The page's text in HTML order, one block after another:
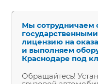
Мы сотрудничаем
лицензию на
и выполняем
Краснодаре под
Обращайтесь!